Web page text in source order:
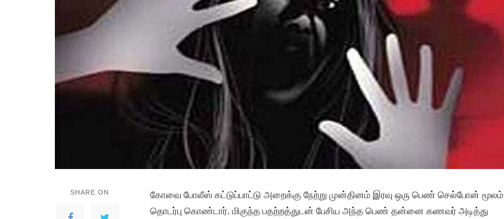
SHARE ON
கோவை போலீஸ் கட்டுப்பாட்டு அறைக்கு நேற்று முன்தினம் இரவு ஒரு பெண் செல்போன் மூலம்
தொடர்பு கொண்டார். மிகுந்த பதற்றத்துடன் பேசிய அந்த பெண் தன்னை கணவர் அடித்து